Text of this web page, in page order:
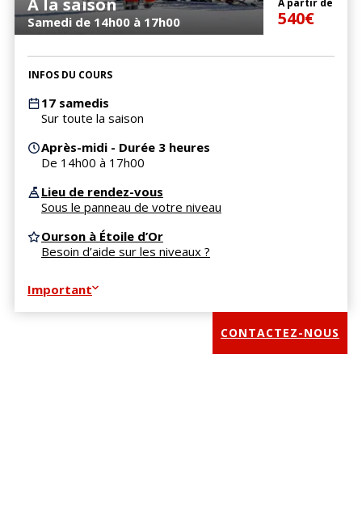
À partir de
540€
À la saison
Samedi de 14h00 à 17h00
INFOS DU COURS
17 samedis
Sur toute la saison
Après-midi - Durée 3 heures
De 14h00 à 17h00
Lieu de rendez-vous
Sous le panneau de votre niveau
Ourson à Étoile d’Or
Besoin d’aide sur les niveaux ?
Important
CONTACTEZ-NOUS